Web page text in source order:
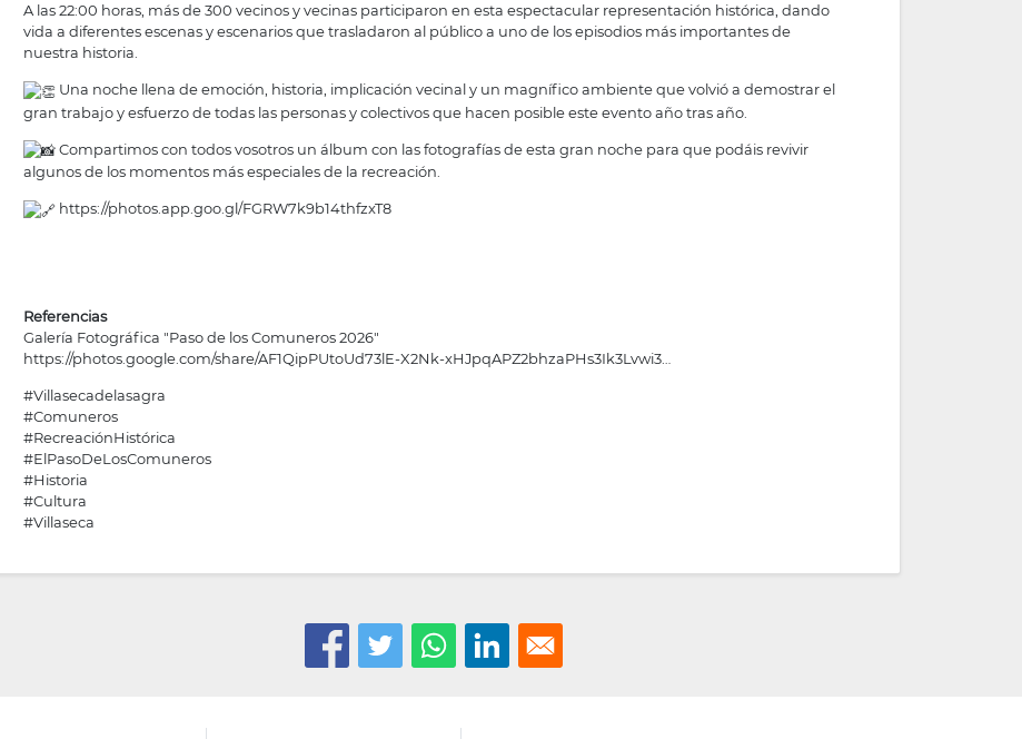
A las 22:00 horas, más de 300 vecinos y vecinas participaron en esta espectacular representación histórica, dando
vida a diferentes escenas y escenarios que trasladaron al público a uno de los episodios más importantes de
nuestra historia.
Una noche llena de emoción, historia, implicación vecinal y un magnífico ambiente que volvió a demostrar el
gran trabajo y esfuerzo de todas las personas y colectivos que hacen posible este evento año tras año.
Compartimos con todos vosotros un álbum con las fotografías de esta gran noche para que podáis revivir
algunos de los momentos más especiales de la recreación.
https://photos.app.goo.gl/FGRW7k9b14thfzxT8
Referencias
Galería Fotográfica "Paso de los Comuneros 2026"
https://photos.google.com/share/AF1QipPUtoUd73lE-X2Nk-xHJpqAPZ2bhzaPHs3Ik3Lvwi3…
#Villasecadelasagra
#Comuneros
#RecreaciónHistórica
#ElPasoDeLosComuneros
#Historia
#Cultura
#Villaseca